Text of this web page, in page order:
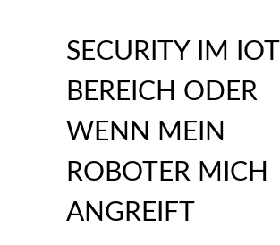
SECURITY IM IOT
BEREICH ODER
WENN MEIN
ROBOTER MICH
ANGREIFT